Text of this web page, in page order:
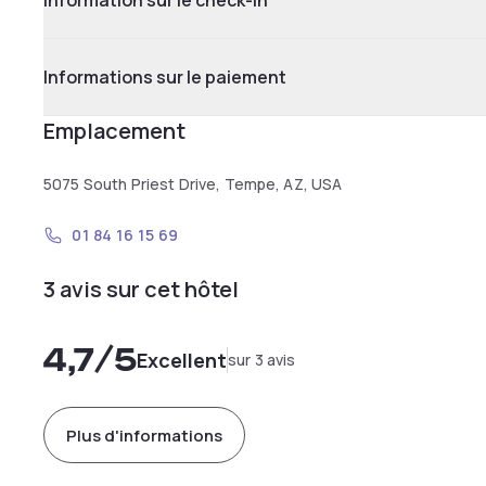
Informations sur le paiement
Emplacement
5075 South Priest Drive, Tempe, AZ, USA
01 84 16 15 69
3 avis sur cet hôtel
4,7/5Excellentsur 3 avis
Plus d'informations